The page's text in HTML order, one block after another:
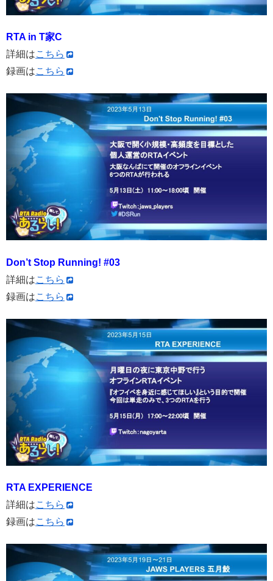
RTA in T家C
詳細はこちら
録画はこちら
Don’t Stop Running! #03
詳細はこちら
録画はこちら
RTA EXPERIENCE
詳細はこちら
録画はこちら